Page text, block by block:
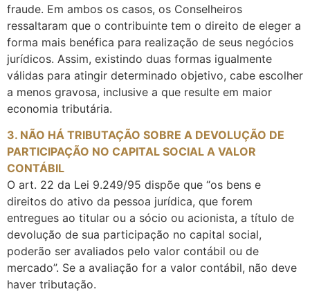
fraude. Em ambos os casos, os Conselheiros
ressaltaram que o contribuinte tem o direito de eleger a
forma mais benéfica para realização de seus negócios
jurídicos. Assim, existindo duas formas igualmente
válidas para atingir determinado objetivo, cabe escolher
a menos gravosa, inclusive a que resulte em maior
economia tributária.
3. NÃO HÁ TRIBUTAÇÃO SOBRE A DEVOLUÇÃO DE
PARTICIPAÇÃO NO CAPITAL SOCIAL A VALOR
CONTÁBIL
O art. 22 da Lei 9.249/95 dispõe que “os bens e
direitos do ativo da pessoa jurídica, que forem
entregues ao titular ou a sócio ou acionista, a título de
devolução de sua participação no capital social,
poderão ser avaliados pelo valor contábil ou de
mercado”. Se a avaliação for a valor contábil, não deve
haver tributação.